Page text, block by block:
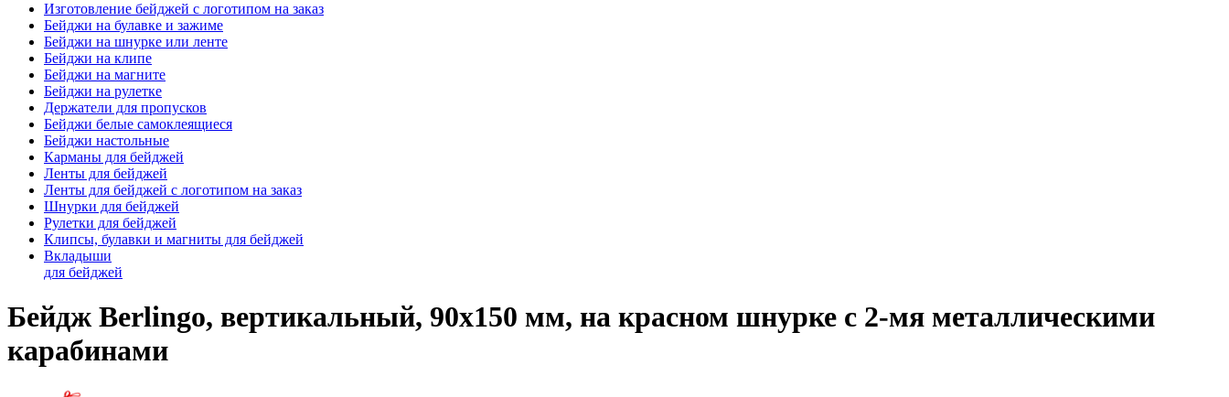
Изготовление бейджей с логотипом на заказ
Бейджи на булавке и зажиме
Бейджи на шнурке или ленте
Бейджи на клипе
Бейджи на магните
Бейджи на рулетке
Держатели для пропусков
Бейджи белые самоклеящиеся
Бейджи настольные
Карманы для бейджей
Ленты для бейджей
Ленты для бейджей с логотипом на заказ
Шнурки для бейджей
Рулетки для бейджей
Клипсы, булавки и магниты для бейджей
Вкладыши
для бейджей
Бейдж Berlingo, вертикальный, 90х150 мм, на красном шнурке с 2-мя металлическими
карабинами